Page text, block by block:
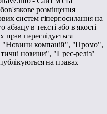
розміщення
систем гіперпосилання на
абзацу в тексті або в якості
переслідується
"Новини компаній", "Промо",
новини", "Прес-реліз"
на правах